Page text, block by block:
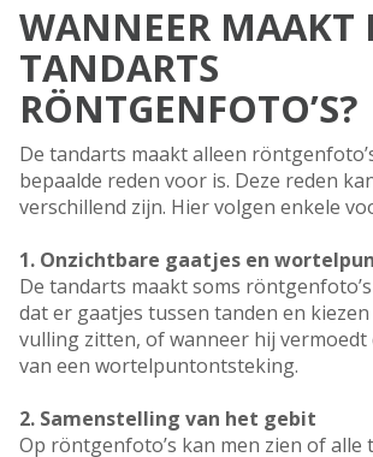
WANNEER MAAKT
TANDARTS
RÖNTGENFOTO’S?
De tandarts maakt alleen
bepaalde reden voor is. Deze reden
verschillend zijn. Hier volgen enkele
1. Onzichtbare gaatjes en
De tandarts maakt soms
dat er gaatjes tussen tanden en
vulling zitten, of wanneer hij vermoedt
van een wortelpuntontsteking.
2. Samenstelling van het gebit
Op röntgenfoto’s kan men zien of alle